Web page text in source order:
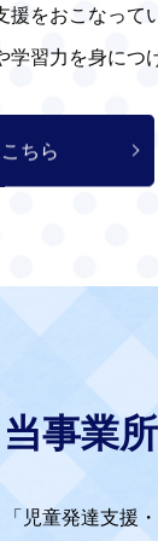
をおこなって
習力を身につ
ちら
当事業所
「児童発達支援